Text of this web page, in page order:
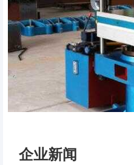
企业新闻